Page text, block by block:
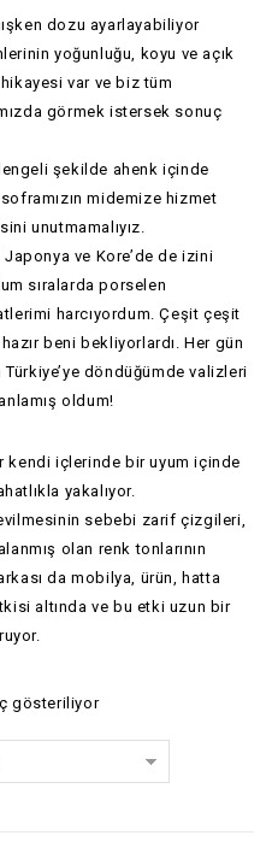
dozu ayarlayabiliyor
yoğunluğu, koyu ve açık
var ve biz tüm
görmek istersek sonuç
şekilde ahenk içinde
midemize hizmet
unutmamalıyız.
ve Kore’de de izini
sıralarda porselen
harcıyordum. Çeşit çeşit
beni bekliyorlardı. Her gün
döndüğümde valizleri
oldum!
kendi içlerinde bir uyum içinde
yakalıyor.
sebebi zarif çizgileri,
olan renk tonlarının
da mobilya, ürün, hatta
altında ve bu etki uzun bir
gösteriliyor